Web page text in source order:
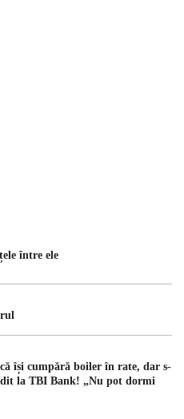
între ele
își cumpără boiler în rate, dar s-
la TBI Bank! „Nu pot dormi